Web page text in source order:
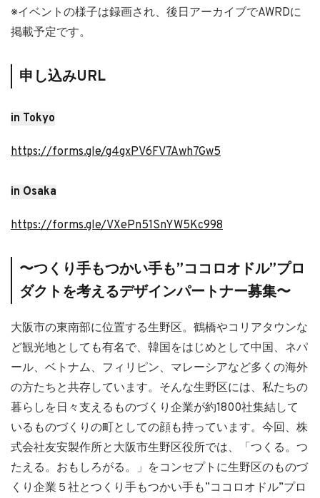
※イベントの様子は録画され、後日アーカイブでAWRDに
掲載予定です。
申し込みURL
in Tokyo
https://forms.gle/g4gxPV6FV7Awh7Gw5
in Osaka
https://forms.gle/VXePn51SnYW5Kc998
〜つくり手もつかい手も”ココロオドル”プロ
ダクトを考えるデザインパートナー募集〜
大阪市の東南部に位置する生野区。鶴橋やコリアタウンな
ど観光地としても有名で、韓国をはじめとして中国、ネパ
ール、ベトナム、フィリピン、マレーシアなど多くの海外
の方たちと共存しています。そんな生野区には、私たちの
暮らしを日々支えるものづくり企業が約1800社集結して
いるものづくりの町としての顔も持っています。今回、株
式会社友安製作所と大阪市生野区役所では、「つくる。つ
たえる。おもしろがる。」をコンセプトに生野区のものづ
くり企業５社とつくり手もつかい手も”ココロオドル”プロ